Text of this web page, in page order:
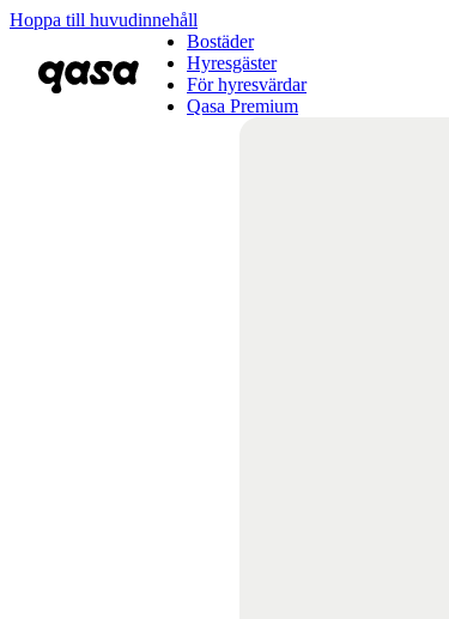
Hoppa till huvudinnehåll
Bostäder
Hyresgäster
För hyresvärdar
Qasa Premium